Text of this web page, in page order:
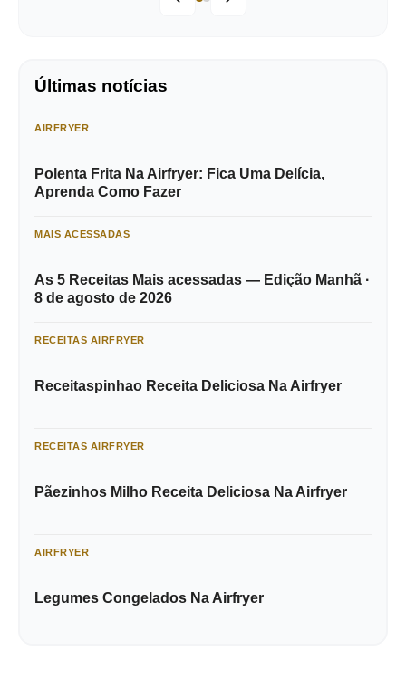
Últimas notícias
AIRFRYER
Polenta Frita Na Airfryer: Fica Uma Delícia,
Aprenda Como Fazer
MAIS ACESSADAS
As 5 Receitas Mais acessadas — Edição Manhã ·
8 de agosto de 2026
RECEITAS AIRFRYER
Receitaspinhao Receita Deliciosa Na Airfryer
RECEITAS AIRFRYER
Pãezinhos Milho Receita Deliciosa Na Airfryer
AIRFRYER
Legumes Congelados Na Airfryer